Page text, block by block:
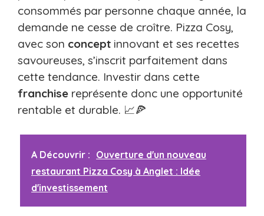
consommés par personne chaque année, la
demande ne cesse de croître. Pizza Cosy,
avec son concept innovant et ses recettes
savoureuses, s’inscrit parfaitement dans
cette tendance. Investir dans cette
franchise représente donc une opportunité
rentable et durable. 📈🍕
A Découvrir : Ouverture d'un nouveau
restaurant Pizza Cosy à Anglet : Idée
d'investissement